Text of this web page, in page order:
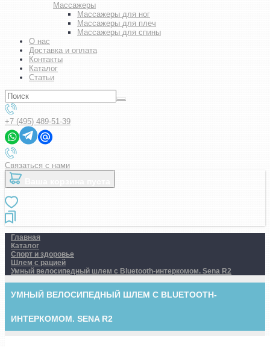
Массажеры
Массажеры для ног
Массажеры для плеч
Массажеры для спины
О нас
Доставка и оплата
Контакты
Каталог
Статьи
+7 (495) 489-51-39
Связаться с нами
Главная
Каталог
Спорт и здоровье
Шлем с рацией
Умный велосипедный шлем с Bluetooth-интеркомом. Sena R2
УМНЫЙ ВЕЛОСИПЕДНЫЙ ШЛЕМ С BLUETOOTH-
ИНТЕРКОМОМ. SENA R2